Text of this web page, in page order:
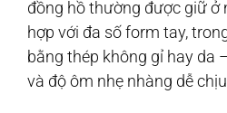
đồng hồ thường được giữ ở
hợp với đa số form tay,
bằng thép không gỉ hay da
và độ ôm nhẹ nhàng dễ